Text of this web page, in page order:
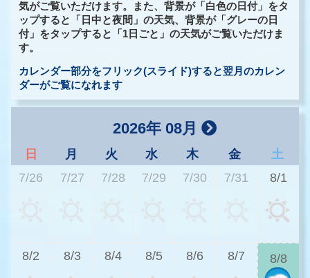
気がご覧いただけます。また、背景が「白色の日付」をタ
ップすると「日中と夜間」の天気、背景が「グレーの日
付」をタップすると「1日ごと」の天気がご覧いただけま
す。
カレンダー部分をフリック(スライド)すると翌月のカレン
ダーがご覧になれます
2026年 08月
日 月 火 水 木 金
土
7/26
7/27 7/28 7/29 7/30 7/31 8/1
8/2 8/3 8/4 8/5 8/6 8/7 8/8